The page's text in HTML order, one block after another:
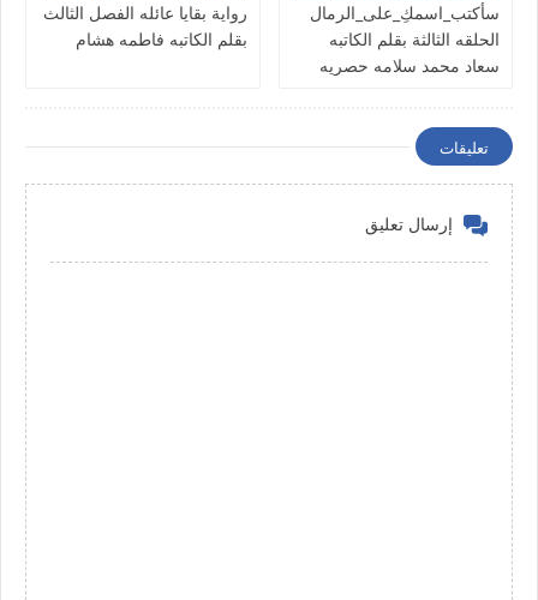
سأكتب_اسمكِ_على_الرمال
الحلقه الثالثة بقلم الكاتبه
سعاد محمد سلامه حصريه
رواية بقايا عائله الفصل الثالث
بقلم الكاتبه فاطمه هشام
تعليقات
إرسال تعليق